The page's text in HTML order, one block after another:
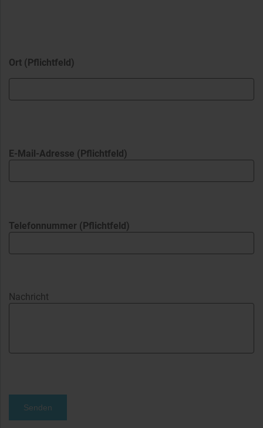
Ort (Pflichtfeld)
E-Mail-Adresse (Pflichtfeld)
Telefonnummer (Pflichtfeld)
Nachricht